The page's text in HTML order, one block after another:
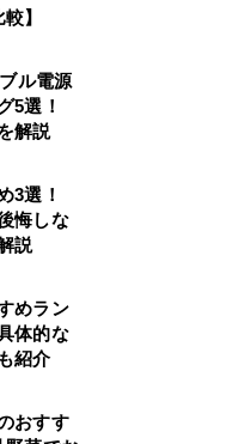
】
ル電源
5選！
解説
3選！
悔しな
説
めラン
体的な
紹介
おすす